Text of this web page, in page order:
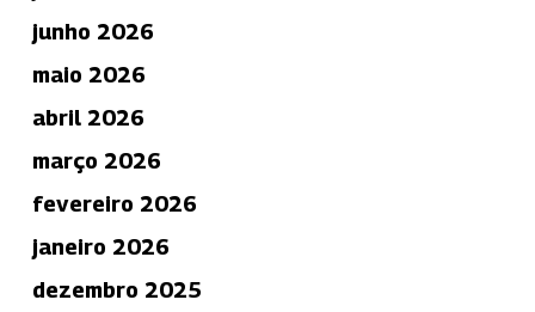
junho 2026
maio 2026
abril 2026
março 2026
fevereiro 2026
janeiro 2026
dezembro 2025